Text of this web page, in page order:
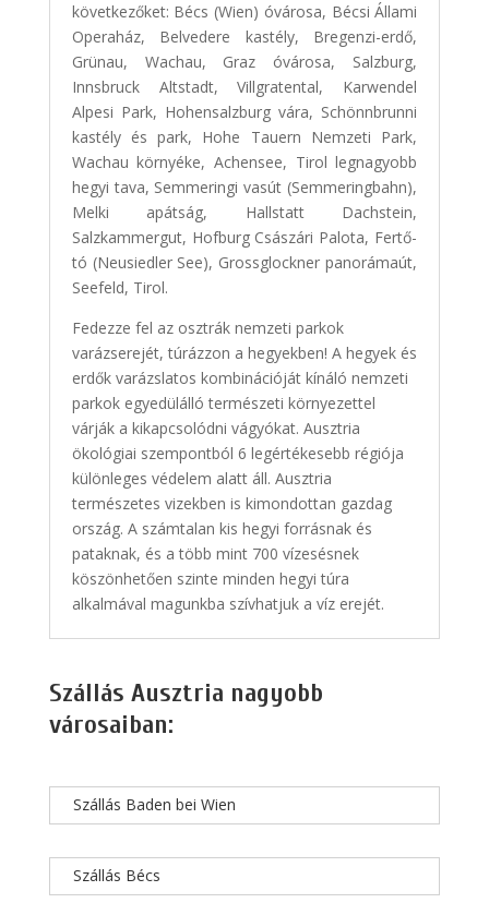
következőket: Bécs (Wien) óvárosa, Bécsi Állami
Operaház, Belvedere kastély, Bregenzi-erdő,
Grünau, Wachau, Graz óvárosa, Salzburg,
Innsbruck Altstadt, Villgratental, Karwendel
Alpesi Park, Hohensalzburg vára, Schönnbrunni
kastély és park, Hohe Tauern Nemzeti Park,
Wachau környéke, Achensee, Tirol legnagyobb
hegyi tava, Semmeringi vasút (Semmeringbahn),
Melki apátság, Hallstatt Dachstein,
Salzkammergut, Hofburg Császári Palota, Fertő-
tó (Neusiedler See), Grossglockner panorámaút,
Seefeld, Tirol.
Fedezze fel az osztrák nemzeti parkok
varázserejét, túrázzon a hegyekben! A hegyek és
erdők varázslatos kombinációját kínáló nemzeti
parkok egyedülálló természeti környezettel
várják a kikapcsolódni vágyókat. Ausztria
ökológiai szempontból 6 legértékesebb régiója
különleges védelem alatt áll. Ausztria
természetes vizekben is kimondottan gazdag
ország. A számtalan kis hegyi forrásnak és
pataknak, és a több mint 700 vízesésnek
köszönhetően szinte minden hegyi túra
alkalmával magunkba szívhatjuk a víz erejét.
Szállás Ausztria nagyobb
városaiban:
Szállás Baden bei Wien
Szállás Bécs